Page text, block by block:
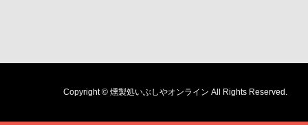
Copyright © 燻製処いぶしやオンライン All Rights Reserved.